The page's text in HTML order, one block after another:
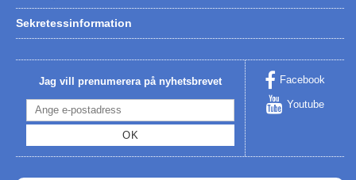
Sekretessinformation
Jag vill prenumerera på nyhetsbrevet
OK
Facebook
Youtube